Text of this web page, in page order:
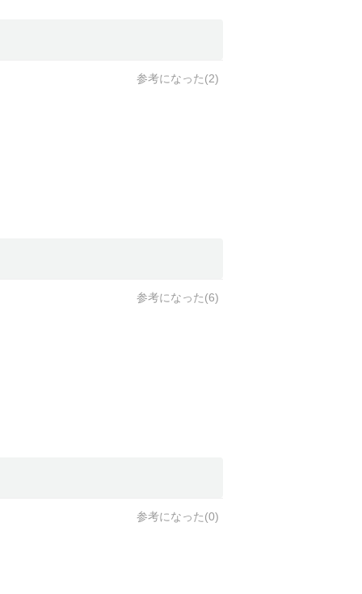
参考になった(2)
参考になった(6)
参考になった(0)